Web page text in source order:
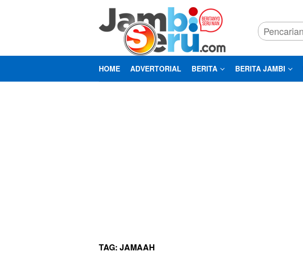
HOME ADVERTORIAL BERITA BERITA JAMBI
TAG: JAMAAH